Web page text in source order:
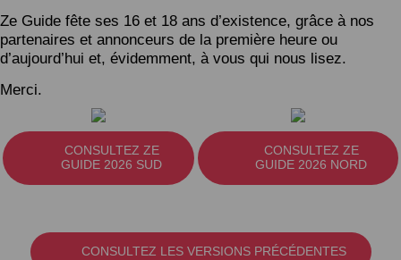
Ze Guide fête ses 16 et 18 ans d’existence, grâce à nos
partenaires et annonceurs de la première heure ou
d’aujourd’hui et, évidemment, à vous qui nous lisez.
Merci.
CONSULTEZ ZE
GUIDE 2026 SUD
CONSULTEZ ZE
GUIDE 2026 NORD
CONSULTEZ LES VERSIONS PRÉCÉDENTES